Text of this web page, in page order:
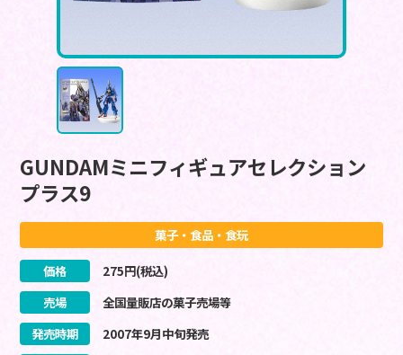
GUNDAMミニフィギュアセレクション
プラス9
菓子・食品・食玩
価格 275円(税込)
売場
全国量販店の菓子売場等
発売時期
2007年9月中旬発売